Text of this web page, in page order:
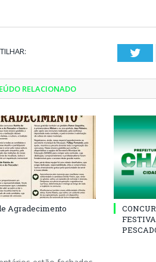
RELACIONADO
Agradecimento